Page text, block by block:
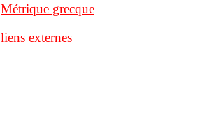
Métrique grecque
liens externes